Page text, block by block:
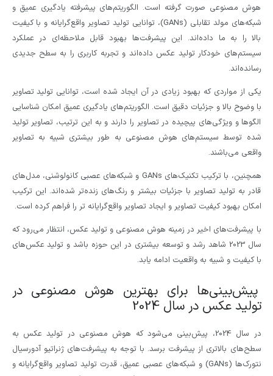
هوش مصنوعی صورت گرفته است. الگوریتم‌های پیشرفته یادگیری عمیق و
شبکه‌های مولد تقابلی (GANs)، توانایی تولید تصاویر واقع‌گرایانه و با کیفیت
بالا را به ما داده‌اند. این پیشرفت‌ها بهبود قابل ملاحظه‌ای در عملکرد
سیستم‌های خودکار تولید عکس داده‌اند و تجربه کاربری را به سطح جدیدی
رسانده‌اند.
یکی از مواردی که بهبود زیادی در آن ایجاد شده است، توانایی تولید تصاویر
با وضوح بالا و جزئیات دقیق است. الگوریتم‌های یادگیری عمیق امکان شناسایی
الگوها و ویژگی‌های پیچیده در تصاویر را دارند و به این ترتیب، تصاویر تولید
شده توسط سیستم‌های هوش مصنوعی به طور بیشتری شبیه به تصاویر
واقعی می‌باشند.
همچنین، با ترکیب تکنیک‌های GANs و شبکه‌های عصبی کانولوشنی، مدل‌های
قادر به تولید تصاویر با جزئیات بیشتر و رنگ‌های زنده‌تر شده‌اند. این ترکیب
امکان بهبود کیفیت تصاویر و ایجاد تصاویر واقع‌گرایانه تر را فراهم کرده است.
با پیشرفت‌های اخیر در زمینه هوش مصنوعی و تولید عکس، انتظار می‌رود که
سال 2023 شاهد رشد و توسعه بیشتری در این حوزه باشد و تولید عکس‌های
با کیفیت و شبیه به واقعیت ادامه یابد.
پیش‌بینی‌ها برای بهترین هوش مصنوعی در
تولید عکس در سال 2024
در سال 2024، پیش‌بینی می‌شود که هوش مصنوعی در تولید عکس به
سطح‌های بالاتری از پیشرفت برسد. با توجه به پیشرفت‌های ژنراتیو آدورسیال
نتورک‌ها (GANs) و شبکه‌های عصبی عمیق، قدرت تولید تصاویر واقع‌گرایانه و